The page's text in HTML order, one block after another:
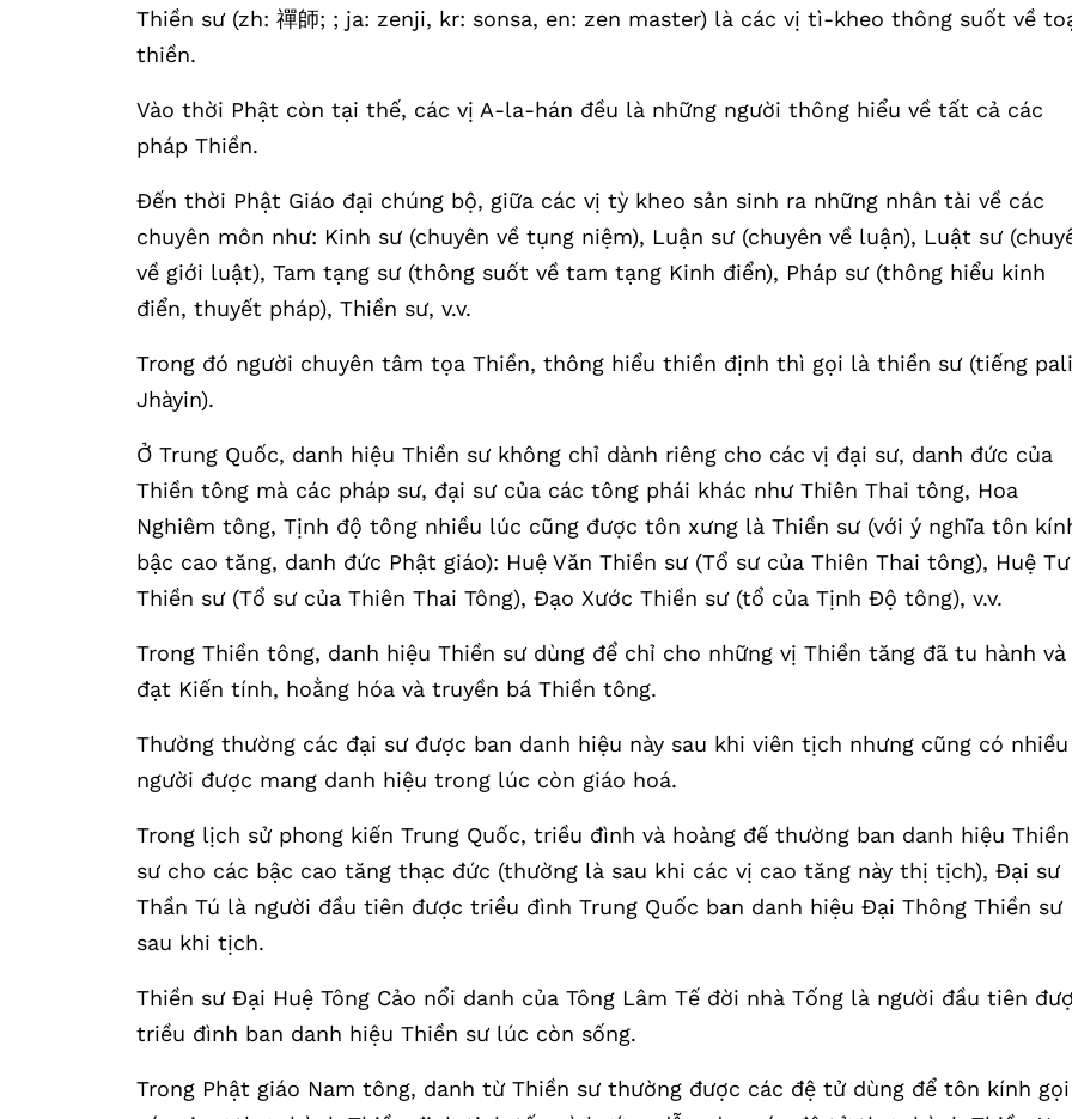
Thiền sư (zh: 禪師; ; ja: zenji, kr: sonsa, en: zen master) là các vị tì-kheo thông suốt về
thiền.
Vào thời Phật còn tại thế, các vị A-la-hán đều là những người thông hiểu về tất cả các
pháp Thiền.
Đến thời Phật Giáo đại chúng bộ, giữa các vị tỳ kheo sản sinh ra những nhân tài về các
chuyên môn như: Kinh sư (chuyên về tụng niệm), Luận sư (chuyên về luận), Luật sư
về giới luật), Tam tạng sư (thông suốt về tam tạng Kinh điển), Pháp sư (thông hiểu kinh
điển, thuyết pháp), Thiền sư, v.v.
Trong đó người chuyên tâm tọa Thiền, thông hiểu thiền định thì gọi là thiền sư (tiếng
Jhàyin).
Ở Trung Quốc, danh hiệu Thiền sư không chỉ dành riêng cho các vị đại sư, danh đức của
Thiền tông mà các pháp sư, đại sư của các tông phái khác như Thiên Thai tông, Hoa
Nghiêm tông, Tịnh độ tông nhiều lúc cũng được tôn xưng là Thiền sư (với ý nghĩa tôn
bậc cao tăng, danh đức Phật giáo): Huệ Văn Thiền sư (Tổ sư của Thiên Thai tông), Huệ Tư
Thiền sư (Tổ sư của Thiên Thai Tông), Đạo Xước Thiền sư (tổ của Tịnh Độ tông), v.v.
Trong Thiền tông, danh hiệu Thiền sư dùng để chỉ cho những vị Thiền tăng đã tu hành và
đạt Kiến tính, hoằng hóa và truyền bá Thiền tông.
Thường thường các đại sư được ban danh hiệu này sau khi viên tịch nhưng cũng có nhiều
người được mang danh hiệu trong lúc còn giáo hoá.
Trong lịch sử phong kiến Trung Quốc, triều đình và hoàng đế thường ban danh hiệu Thiền
sư cho các bậc cao tăng thạc đức (thường là sau khi các vị cao tăng này thị tịch), Đại sư
Thần Tú là người đầu tiên được triều đình Trung Quốc ban danh hiệu Đại Thông Thiền sư
sau khi tịch.
Thiền sư Đại Huệ Tông Cảo nổi danh của Tông Lâm Tế đời nhà Tống là người đầu tiên
triều đình ban danh hiệu Thiền sư lúc còn sống.
Trong Phật giáo Nam tông, danh từ Thiền sư thường được các đệ tử dùng để tôn kính gọi